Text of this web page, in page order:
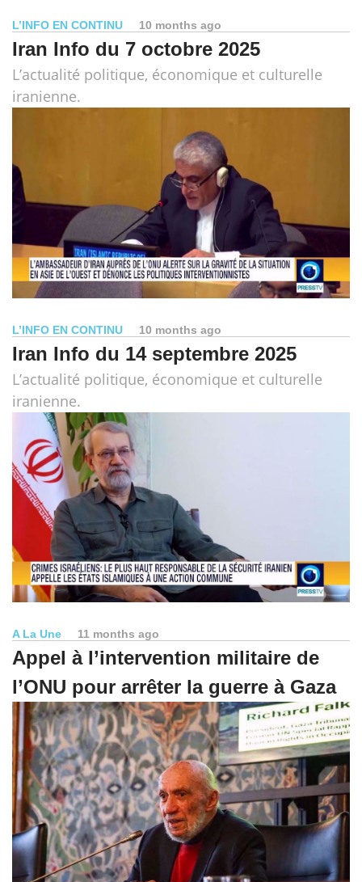
L’INFO EN CONTINU 10 months ago
Iran Info du 7 octobre 2025
L’actualité politique, économique et culturelle
iranienne.
L’INFO EN CONTINU 10 months ago
Iran Info du 14 septembre 2025
L’actualité politique, économique et culturelle
iranienne.
A La Une 11 months ago
Appel à l’intervention militaire de
l’ONU pour arrêter la guerre à Gaza